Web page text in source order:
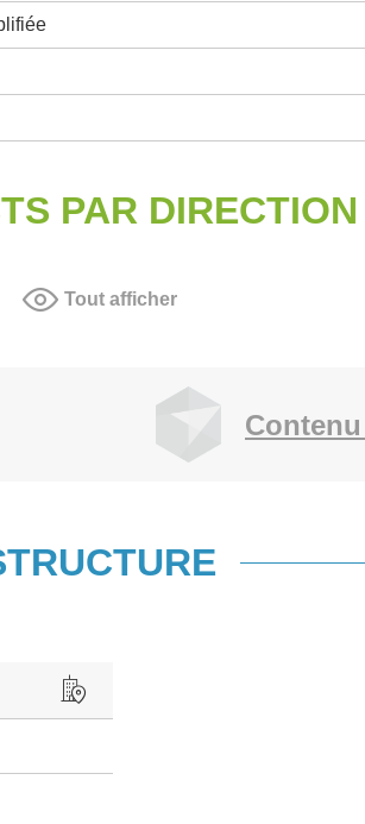
PAR DIRECTION
Tout afficher